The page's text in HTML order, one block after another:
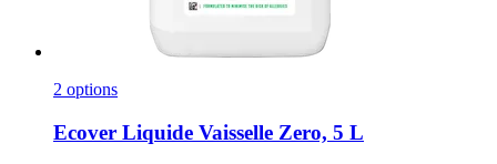
2 options
Ecover Liquide Vaisselle Zero, 5 L